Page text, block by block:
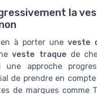
la
à porter une veste
veste traque de
une approche
de prendre en
de marques comme